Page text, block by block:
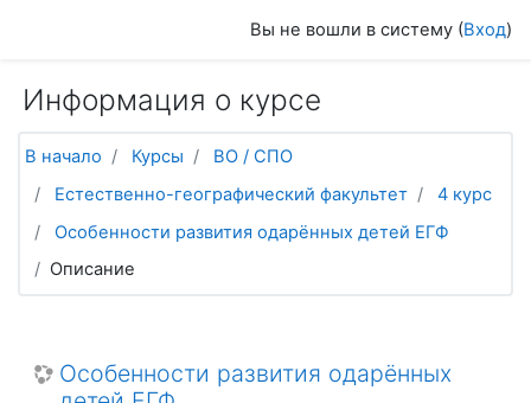
Вы не вошли в систему (Вход)
Информация о курсе
В начало Курсы
ВО / СПО
Естественно-географический факультет
4 курс
Особенности развития одарённых детей ЕГФ
Описание
Особенности развития одарённых